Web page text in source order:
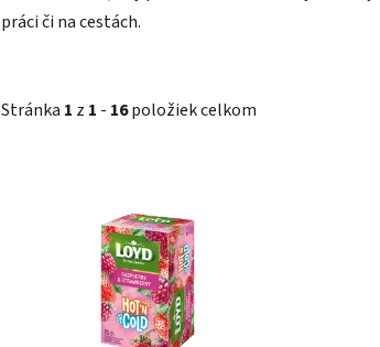
práci či na cestách.
Stránka 1 z 1 - 16položiek celkom